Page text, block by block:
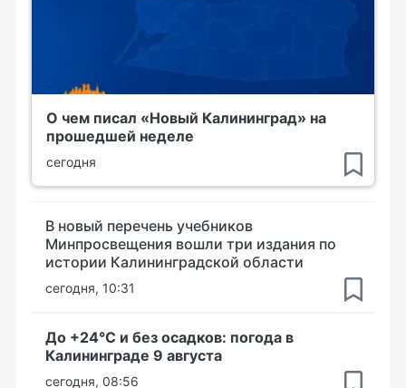
О чем писал «Новый Калининград» на
прошедшей неделе
сегодня
В новый перечень учебников
Минпросвещения вошли три издания по
истории Калининградской области
сегодня, 10:31
До +24°С и без осадков: погода в
Калининграде 9 августа
сегодня, 08:56